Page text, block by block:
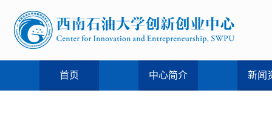
首页 中心简介 新闻